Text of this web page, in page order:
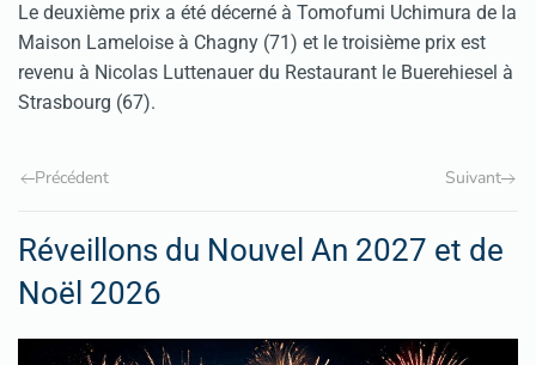
Le deuxième prix a été décerné à Tomofumi Uchimura de la
Maison Lameloise à Chagny (71) et le troisième prix est
revenu à Nicolas Luttenauer du Restaurant le Buerehiesel à
Strasbourg (67).
Précédent Suivant
Réveillons du Nouvel An 2027 et de
Noël 2026